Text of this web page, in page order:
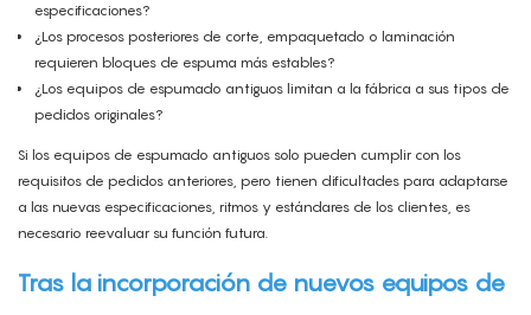
especificaciones?
¿Los procesos posteriores de corte, empaquetado o laminación
requieren bloques de espuma más estables?
¿Los equipos de espumado antiguos limitan a la fábrica a sus tipos de
pedidos originales?
Si los equipos de espumado antiguos solo pueden cumplir con los
requisitos de pedidos anteriores, pero tienen dificultades para adaptarse
a las nuevas especificaciones, ritmos y estándares de los clientes, es
necesario reevaluar su función futura.
Tras la incorporación de nuevos equipos de